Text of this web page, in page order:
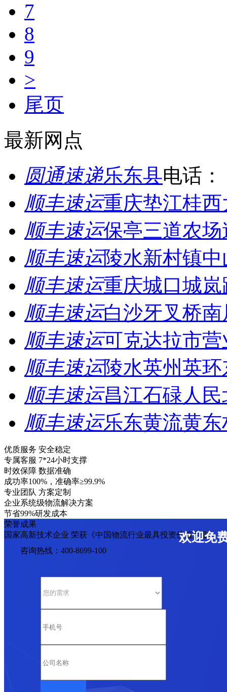
7
8
9
>
尾页
最新网点
圆通速递乐东县电话：
顺丰速运重庆垫江桂
顺丰速运保亭三道农
顺丰速运陵水新村镇
顺丰速运重庆城口城
顺丰速运白沙牙叉桥
顺丰速运可克达拉市营
顺丰速运陵水英州英
顺丰速运昌江石碌人
顺丰速运乐东黄流黄
优质服务 安全稳定
专属客服 7*24小时支撑
时效保障 数据准确
成功率100%，准确率≥99.9%
专业团队 方案定制
企业系统级物流解决方案
节省99%研发成本
荣誉成果
国家高新技术企业 荣获《中国物流行业最具投资价值企业》
欢迎免
咨询热线：400-8699-100